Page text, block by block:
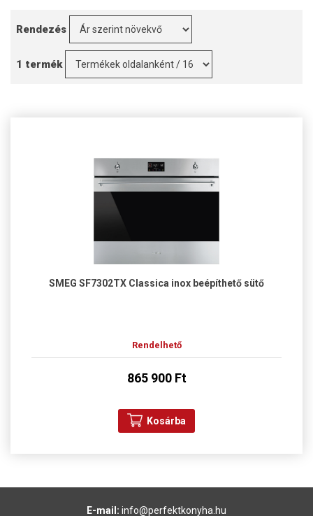
Rendezés
1 termék
SMEG SF7302TX Classica inox beépíthető sütő
Rendelhető
865 900 Ft
Kosárba
E-mail: info@perfektkonyha.hu